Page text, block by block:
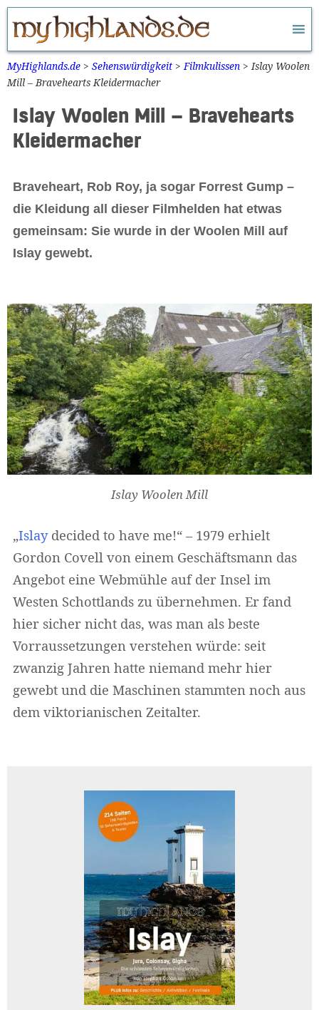
Zum
Inhalt
springen
MyHighlands.de > Sehenswürdigkeit >Filmkulissen >Islay Woolen
Mill – Bravehearts Kleidermacher
Islay Woolen Mill – Bravehearts
Kleidermacher
Braveheart, Rob Roy, ja sogar Forrest Gump –
die Kleidung all dieser Filmhelden hat etwas
gemeinsam: Sie wurde in der Woolen Mill auf
Islay gewebt.
Islay Woolen Mill
„Islaydecided to have me!“ – 1979 erhielt
Gordon Covell von einem Geschäftsmann das
Angebot eine Webmühle auf der Insel im
Westen Schottlands zu übernehmen. Er fand
hier sicher nicht das, was man als beste
Vorraussetzungen verstehen würde: seit
zwanzig Jahren hatte niemand mehr hier
gewebt und die Maschinen stammten noch aus
dem viktorianischen Zeitalter.